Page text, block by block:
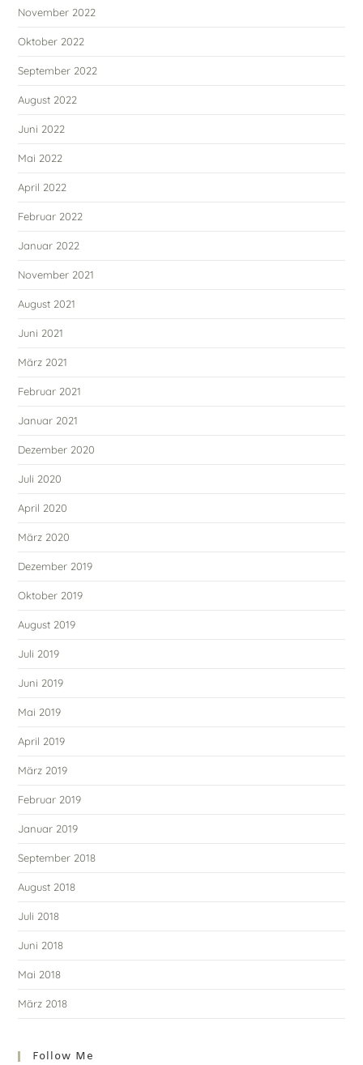
November 2022
Oktober 2022
September 2022
August 2022
Juni 2022
Mai 2022
April 2022
Februar 2022
Januar 2022
November 2021
August 2021
Juni 2021
März 2021
Februar 2021
Januar 2021
Dezember 2020
Juli 2020
April 2020
März 2020
Dezember 2019
Oktober 2019
August 2019
Juli 2019
Juni 2019
Mai 2019
April 2019
März 2019
Februar 2019
Januar 2019
September 2018
August 2018
Juli 2018
Juni 2018
Mai 2018
März 2018
Follow Me